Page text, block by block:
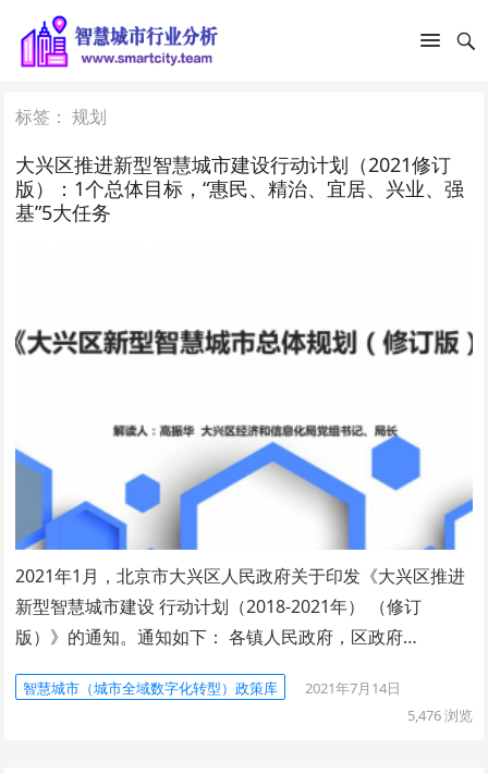
标签：规划
大兴区推进新型智慧城市建设行动计划（2021修订
版）：1个总体目标，“惠民、精治、宜居、兴业、强
基”5大任务
2021年1月，北京市大兴区人民政府关于印发《大兴区推进
新型智慧城市建设 行动计划（2018-2021年） （修订
版）》的通知。通知如下： 各镇人民政府，区政府…
智慧城市（城市全域数字化转型）政策库
2021年7月14日
5,476浏览